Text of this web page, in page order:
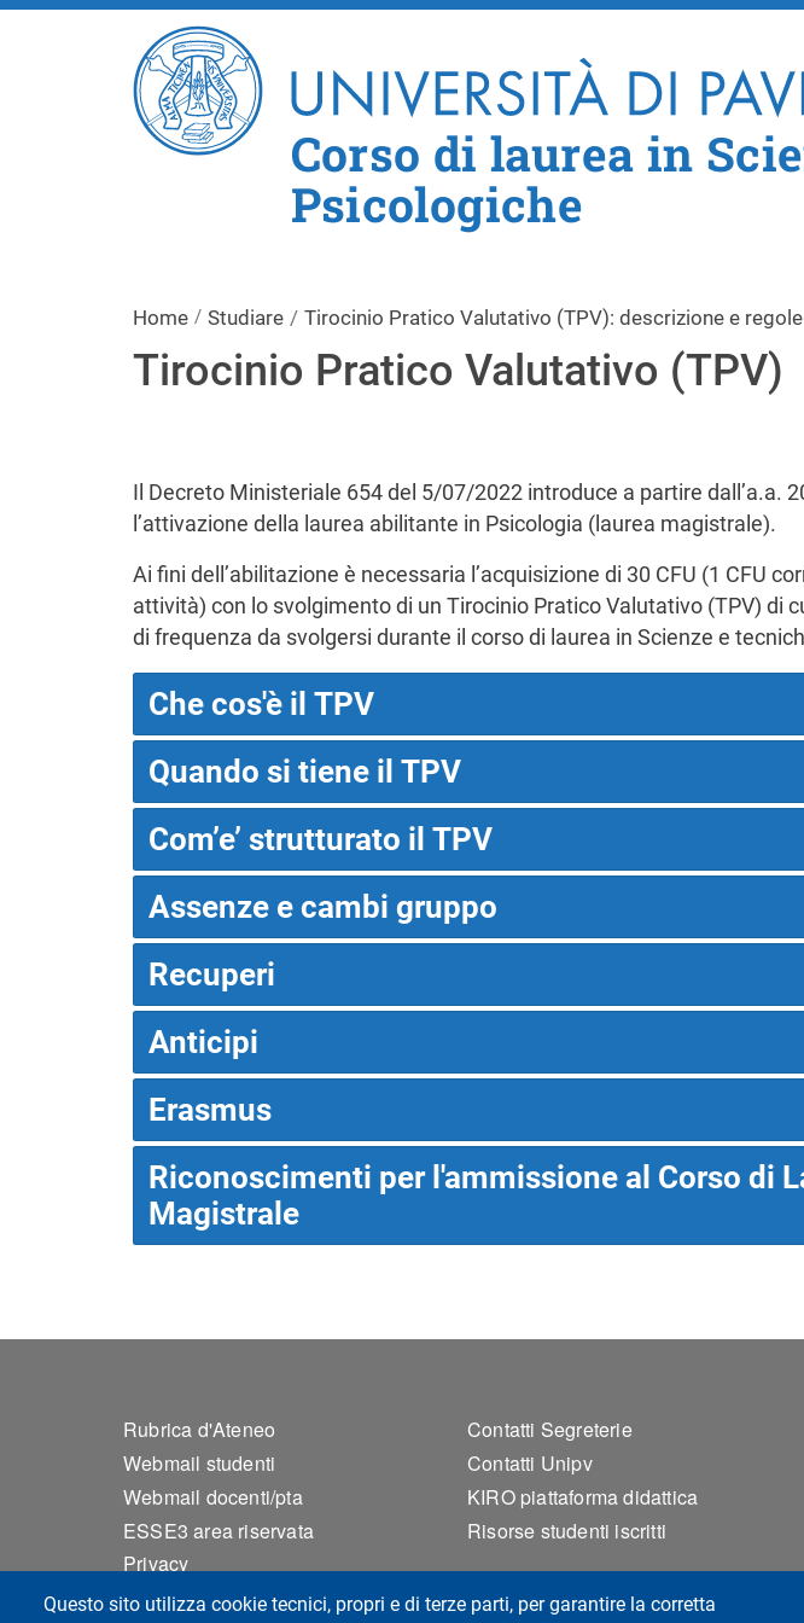
Questo sito utilizza cookie tecnici, propri e di terze parti, per garantire la corretta
Corso di laurea in
Psicologiche
Home Studiare Tirocinio Pratico Valutativo (TPV): descrizione e regole
Tirocinio Pratico Valutativo (TPV)
Il Decreto Ministeriale 654 del 5/07/2022 introduce a partire dall’a.a.
l’attivazione della laurea abilitante in Psicologia (laurea magistrale).
Ai fini dell’abilitazione è necessaria l’acquisizione di 30 CFU (1 CFU
attività) con lo svolgimento di un Tirocinio Pratico Valutativo (TPV) di
di frequenza da svolgersi durante il corso di laurea in Scienze e
Che cos'è il TPV
Quando si tiene il TPV
Com’e’ strutturato il TPV
Assenze e cambi gruppo
Recuperi
Anticipi
Erasmus
Riconoscimenti per l'ammissione al Corso di
Magistrale
Footer 1
Rubrica d'Ateneo
Webmail studenti
Webmail docenti/pta
ESSE3 area riservata
Privacy
Accessibilità
Footer 2
Contatti Segreterie
Contatti Unipv
KIRO piattaforma didattica
Risorse studenti iscritti